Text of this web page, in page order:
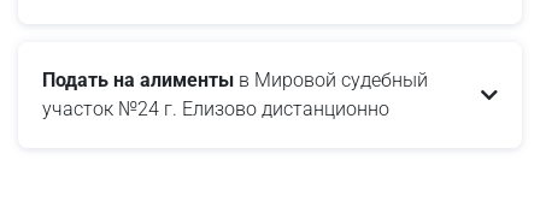
Подать на алименты в Мировой судебный
участок №24 г. Елизово дистанционно